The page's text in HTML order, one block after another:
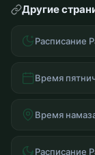
Другие
Расписание
Время
Время
Расписание